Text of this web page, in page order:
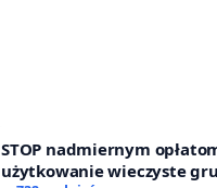
STOP nadmiernym
użytkowanie wieczyste